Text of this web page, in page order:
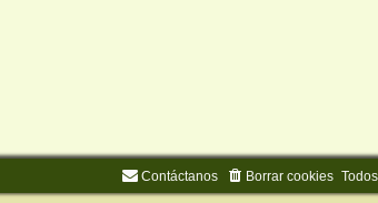
Borrar cookies
Contáctanos